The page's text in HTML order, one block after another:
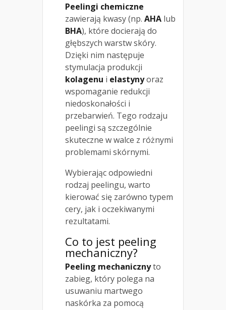
Peelingi chemiczne
zawierają kwasy (np. AHA lub
BHA), które docierają do
głębszych warstw skóry.
Dzięki nim następuje
stymulacja produkcji
kolagenu i elastynyoraz
wspomaganie redukcji
niedoskonałości i
przebarwień. Tego rodzaju
peelingi są szczególnie
skuteczne w walce z różnymi
problemami skórnymi.
Wybierając odpowiedni
rodzaj peelingu, warto
kierować się zarówno typem
cery, jak i oczekiwanymi
rezultatami.
Co to jest peeling
mechaniczny?
Peeling mechanicznyto
zabieg, który polega na
usuwaniu martwego
naskórka za pomocą